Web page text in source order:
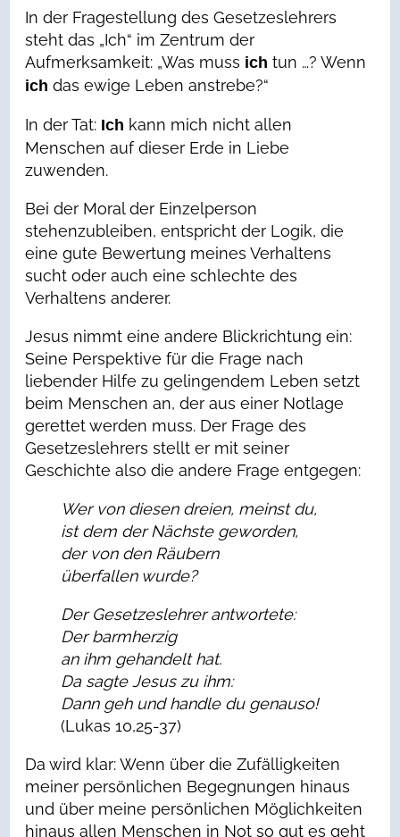
In der Fragestellung des Gesetzeslehrers
steht das „Ich“ im Zentrum der
Aufmerksamkeit: „Was muss ich tun …? Wenn
ich das ewige Leben anstrebe?“
In der Tat: Ich kann mich nicht allen
Menschen auf dieser Erde in Liebe
zuwenden.
Bei der Moral der Einzelperson
stehenzubleiben, entspricht der Logik, die
eine gute Bewertung meines Verhaltens
sucht oder auch eine schlechte des
Verhaltens anderer.
Jesus nimmt eine andere Blickrichtung ein:
Seine Perspektive für die Frage nach
liebender Hilfe zu gelingendem Leben setzt
beim Menschen an, der aus einer Notlage
gerettet werden muss. Der Frage des
Gesetzeslehrers stellt er mit seiner
Geschichte also die andere Frage entgegen:
Wer von diesen dreien, meinst du,
ist dem der Nächste geworden,
der von den Räubern
überfallen wurde?
Der Gesetzeslehrer antwortete:
Der barmherzig
an ihm gehandelt hat.
Da sagte Jesus zu ihm:
Dann geh und handle du genauso!
(Lukas 10,25-37)
Da wird klar: Wenn über die Zufälligkeiten
meiner persönlichen Begegnungen hinaus
und über meine persönlichen Möglichkeiten
hinaus allen Menschen in Not so gut es geht